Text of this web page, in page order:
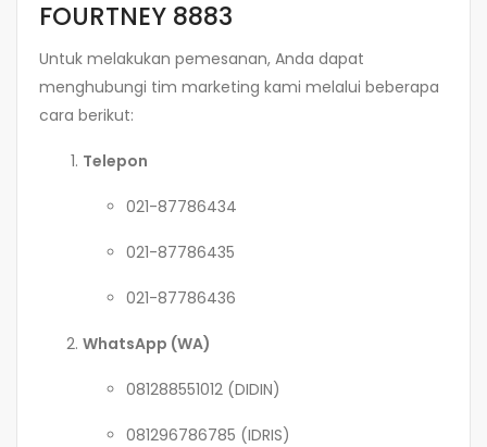
FOURTNEY 8883
Untuk melakukan pemesanan, Anda dapat
menghubungi tim marketing kami melalui beberapa
cara berikut:
Telepon
021-87786434
021-87786435
021-87786436
WhatsApp (WA)
081288551012 (DIDIN)
081296786785 (IDRIS)